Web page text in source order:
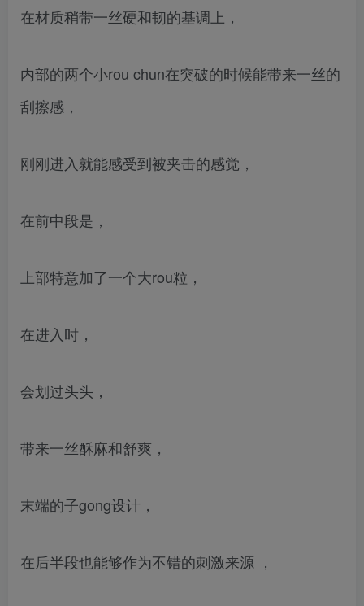
在材质稍带一丝硬和韧的基调上，
内部的两个小rou chun在突破的时候能带来一丝的
刮擦感，
刚刚进入就能感受到被夹击的感觉，
在前中段是，
上部特意加了一个大rou粒，
在进入时，
会划过头头，
带来一丝酥麻和舒爽，
末端的子gong设计，
在后半段也能够作为不错的刺激来源 ，